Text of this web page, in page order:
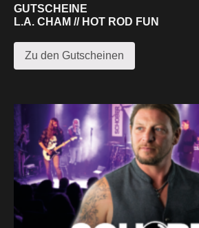
GUTSCHEINE
L.A. CHAM // HOT ROD FUN
Zu den Gutscheinen